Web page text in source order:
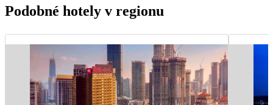
Podobné hotely v regionu